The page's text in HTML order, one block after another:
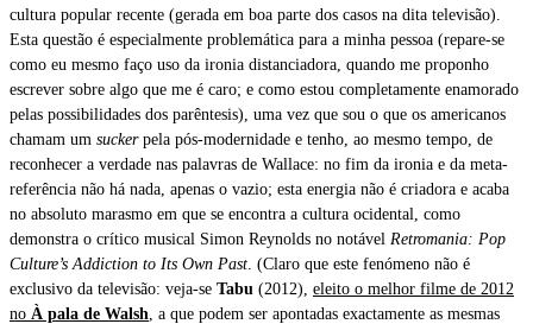
cultura popular recente (gerada em boa parte dos casos na dita televisão).
Esta questão é especialmente problemática para a minha pessoa (repare-se
como eu mesmo faço uso da ironia distanciadora, quando me proponho
escrever sobre algo que me é caro; e como estou completamente enamorado
pelas possibilidades dos parêntesis), uma vez que sou o que os americanos
chamam um suckerpela pós-modernidade e tenho, ao mesmo tempo, de
reconhecer a verdade nas palavras de Wallace: no fim da ironia e da meta-
referência não há nada, apenas o vazio; esta energia não é criadora e acaba
no absoluto marasmo em que se encontra a cultura ocidental, como
demonstra o crítico musical Simon Reynolds no notável Retromania: Pop
Culture’s Addiction to Its Own Past . (Claro que este fenómeno não é
exclusivo da televisão: veja-se Tabu (2012), eleito o melhor filme de 2012
no À pala de Walsh , a que podem ser apontadas exactamente as mesmas